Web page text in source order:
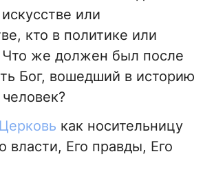
или
кто в политике или
Что же должен был после
Бог, вошедший в историю
Церковь как носительницу
власти, Его правды, Его